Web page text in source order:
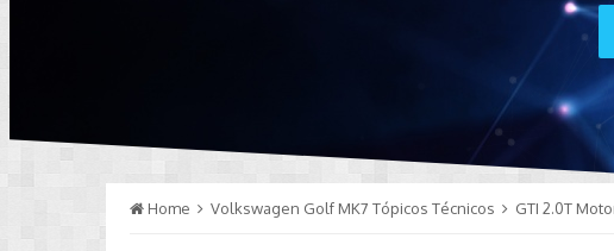
Home Volkswagen Golf MK7 Tópicos Técnicos GTI 2.0T